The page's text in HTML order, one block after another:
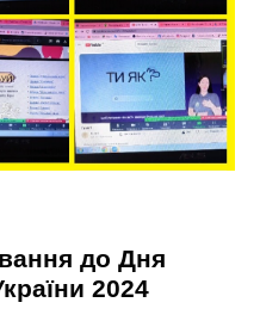
до Дня
2024